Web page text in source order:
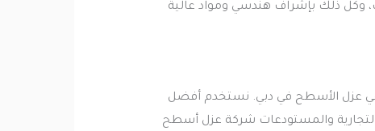
وكل ذلك بإشراف هندسي ومواد عالية
في عزل الأسطح في دبي. نستخدم أفضل
والتجارية والمستودعات شركة عزل أسطح